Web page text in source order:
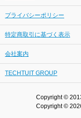
プライバシーポリシー
特定商取引に基づく表示
会社案内
TECHTUIT GROUP
Copyright ©
Copyright ©